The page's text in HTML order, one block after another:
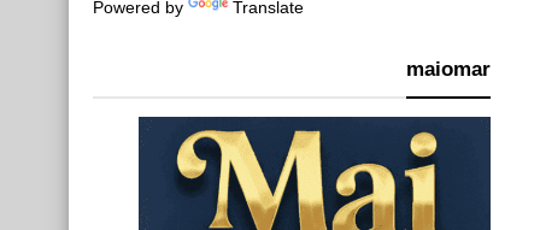
Powered by Translate
maiomar